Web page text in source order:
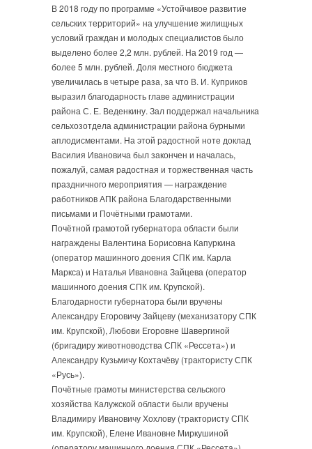
В 2018 году по программе «Устойчивое развитие
сельских территорий» на улучшение жилищных
условий граждан и молодых специалистов было
выделено более 2,2 млн. рублей. На 2019 год —
более 5 млн. рублей. Доля местного бюджета
увеличилась в четыре раза, за что В. И. Куприков
выразил благодарность главе администрации
района С. Е. Веденкину. Зал поддержал начальника
сельхозотдела администрации района бурными
аплодисментами. На этой радостной ноте доклад
Василия Ивановича был закончен и началась,
пожалуй, самая радостная и торжественная часть
праздничного мероприятия — награждение
работников АПК района Благодарственными
письмами и Почётными грамотами.
Почётной грамотой губернатора области были
награждены Валентина Борисовна Капуркина
(оператор машинного доения СПК им. Карла
Маркса) и Наталья Ивановна Зайцева (оператор
машинного доения СПК им. Крупской).
Благодарности губернатора были вручены
Александру Егоровичу Зайцеву (механизатору СПК
им. Крупской), Любови Егоровне Шавергиной
(бригадиру животноводства СПК «Рессета») и
Александру Кузьмичу Кохтачёву (трактористу СПК
«Русь»).
Почётные грамоты министерства сельского
хозяйства Калужской области были вручены
Владимиру Ивановичу Хохлову (трактористу СПК
им. Крупской), Елене Ивановне Миркушиной